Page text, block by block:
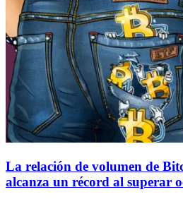
La relación de volumen de
alcanza un récord al superar